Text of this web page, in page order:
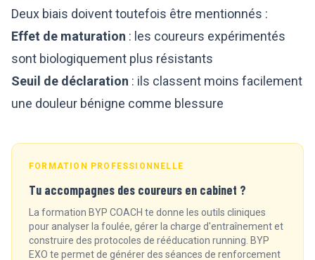
Deux biais doivent toutefois être mentionnés :
Effet de maturation : les coureurs expérimentés
sont biologiquement plus résistants
Seuil de déclaration : ils classent moins facilement
une douleur bénigne comme blessure
FORMATION PROFESSIONNELLE
Tu accompagnes des coureurs en cabinet ?
La formation BYP COACH te donne les outils cliniques
pour analyser la foulée, gérer la charge d'entraînement et
construire des protocoles de rééducation running. BYP
EXO te permet de générer des séances de renforcement